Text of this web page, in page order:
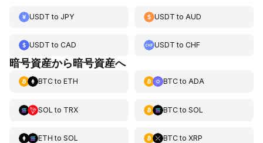
USDT to JPY USDT to AUD
USDT to CAD USDT toCHF
暗号資産から暗号資産へ
BTCto ETH BTCto ADA
SOL to TRX BTCto SOL
ETH to SOL BTCto XRP